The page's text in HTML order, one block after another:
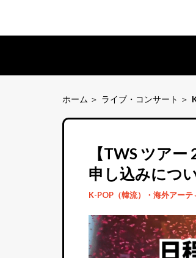
ホーム ライブ・コンサート
【TWS ツア
申し込みにつ
K-POP（韓流）・海外アーテ